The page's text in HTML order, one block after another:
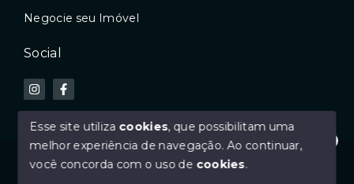
Olá! Estamos disponíveis para te ajudar.
Negocie seu Imóvel
Social
© Copyright 2026 - GDI imóveis - Todos os direitos
Esse site utiliza cookies, que possibilitam uma
melhor experiência de navegação.Ao continuar,
você concorda com o uso de cookies.